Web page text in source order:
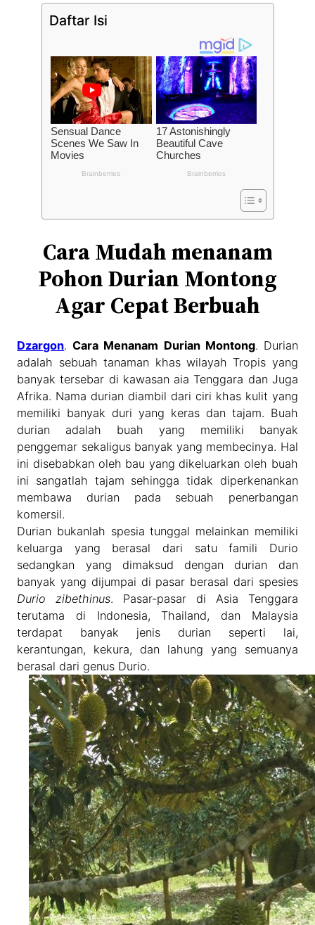
Daftar Isi
Cara Mudah menanam
Pohon Durian Montong
Agar Cepat Berbuah
Dzargon.Cara Menanam Durian Montong. Durian
adalah sebuah tanaman khas wilayah Tropis yang
banyak tersebar di kawasan aia Tenggara dan Juga
Afrika. Nama durian diambil dari ciri khas kulit yang
memiliki banyak duri yang keras dan tajam. Buah
durian adalah buah yang memiliki banyak
penggemar sekaligus banyak yang membecinya. Hal
ini disebabkan oleh bau yang dikeluarkan oleh buah
ini sangatlah tajam sehingga tidak diperkenankan
membawa durian pada sebuah penerbangan
komersil.
Durian bukanlah spesia tunggal melainkan memiliki
keluarga yang berasal dari satu famili Durio
sedangkan yang dimaksud dengan durian dan
banyak yang dijumpai di pasar berasal dari spesies
Durio zibethinus. Pasar-pasar di Asia Tenggara
terutama di Indonesia, Thailand, dan Malaysia
terdapat banyak jenis durian seperti lai,
kerantungan, kekura, dan lahung yang semuanya
berasal dari genus Durio.